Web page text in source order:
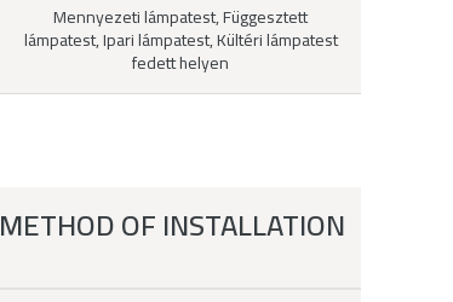
Mennyezeti lámpatest, Függesztett
lámpatest, Ipari lámpatest, Kültéri lámpatest
fedett helyen
METHOD OF INSTALLATION